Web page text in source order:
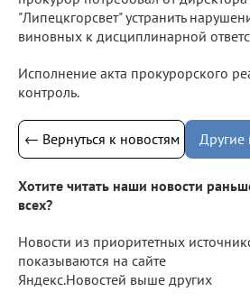
"Липецкгорсвет" устранить
виновных к дисциплинарной
Исполнение акта прокурорского
контроль.
← Вернуться к новостям Другие
Хотите читать наши новости
всех?
Новости из приоритетных
показываются на сайте
Яндекс.Новостей выше других